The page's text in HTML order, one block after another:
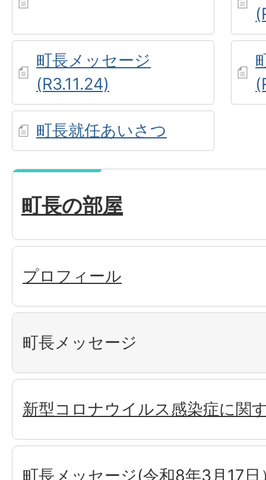
町長メッセージ
(R3.11.24)
町長就任あいさつ
町長の部屋
プロフィール
町長メッセージ
新型コロナウイルス感染症に関
町長メッセージ(令和8年3月17日